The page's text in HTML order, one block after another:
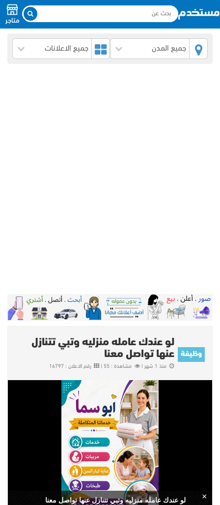
متاجر
جميع المدن جميع الاعلانات
وظيفة
لو عندك عامله منزليه وتبي تتنازل
عنها تواصل معنا
منذ 1 شهر | مشاهدة : 55 | رقم الاعلان : 16797
لو عندك عامله منزليه وتبي تتنازل عنها تواصل معنا ×